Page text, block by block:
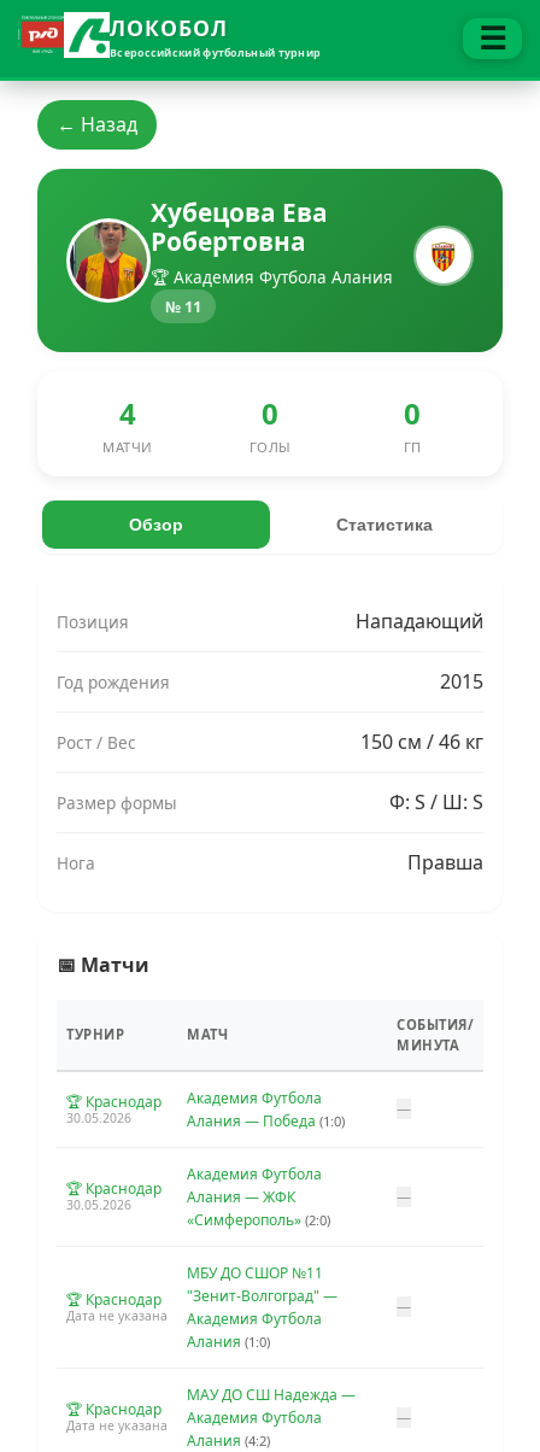
ЛОКОБОЛ
Всероссийский футбольный турнир ☰
← Назад
Хубецова Ева
Робертовна
🏆 Академия Футбола Алания
№ 11
4
МАТЧИ
0
ГОЛЫ
0
ГП
Обзор Статистика
Позиция Нападающий
Год рождения 2015
Рост / Вес 150 см / 46 кг
Размер формы Ф: S / Ш: S
Нога Правша
📅 Матчи
ТУРНИР МАТЧ
СОБЫТИЯ/
МИНУТА
🏆 Краснодар
30.05.2026
Академия Футбола
Алания — Победа (1:0)
—
🏆 Краснодар
30.05.2026
Академия Футбола
Алания — ЖФК
«Симферополь» (2:0)
—
🏆 Краснодар
Дата не указана
МБУ ДО СШОР №11
"Зенит-Волгоград" —
Академия Футбола
Алания (1:0)
—
🏆 Краснодар
Дата не указана
МАУ ДО СШ Надежда —
Академия Футбола
Алания (4:2)
—